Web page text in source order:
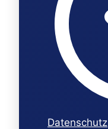
Datenschutz